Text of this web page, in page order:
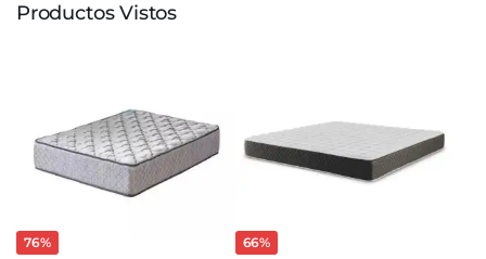
Productos Vistos
76% 66%